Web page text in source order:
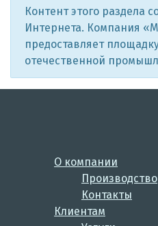
Контент этого раздела
Интернета. Компания
предоставляет
отечественной
О компании
Производство
Контакты
Клиентам